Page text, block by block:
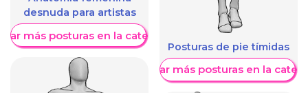
desnuda para artistas
más posturas en la categoría
Posturas de pie tímidas
Mostrar más posturas en la